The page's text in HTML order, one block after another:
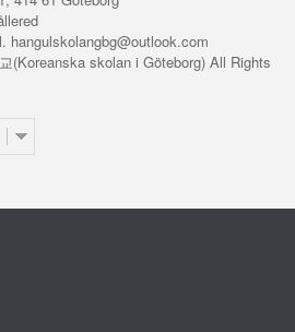
hangulskolangbg@outlook.com
(Koreanska skolan i Göteborg) All Rights